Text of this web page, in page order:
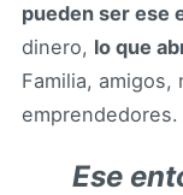
pueden ser ese
dinero, lo que
Familia,
emprendedores.
Ese